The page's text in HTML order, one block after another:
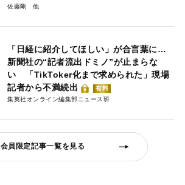
佐藤剛
「日経に紹介してほしい」が合言葉に…
新聞社の“記者流出ドミノ”が止まらな
い 「TikToker化まで求められた」現場
記者から不満続出
有料
集英社オンライン編集部ニュース班
会員限定記事一覧を見る